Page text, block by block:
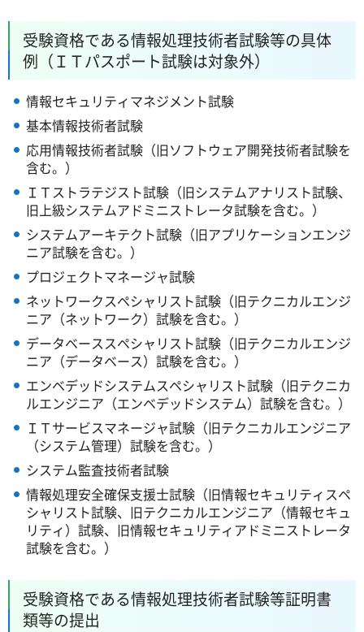
受験資格である情報処理技術者試験等の具体
例（ＩＴパスポート試験は対象外）
情報セキュリティマネジメント試験
基本情報技術者試験
応用情報技術者試験（旧ソフトウェア開発技術者試験を
含む。）
ＩＴストラテジスト試験（旧システムアナリスト試験、
旧上級システムアドミニストレータ試験を含む。）
システムアーキテクト試験（旧アプリケーションエンジ
ニア試験を含む。）
プロジェクトマネージャ試験
ネットワークスペシャリスト試験（旧テクニカルエンジ
ニア（ネットワーク）試験を含む。）
データベーススペシャリスト試験（旧テクニカルエンジ
ニア（データベース）試験を含む。）
エンベデッドシステムスペシャリスト試験（旧テクニカ
ルエンジニア（エンベデッドシステム）試験を含む。）
ＩＴサービスマネージャ試験（旧テクニカルエンジニア
（システム管理）試験を含む。）
システム監査技術者試験
情報処理安全確保支援士試験（旧情報セキュリティスペ
シャリスト試験、旧テクニカルエンジニア（情報セキュ
リティ）試験、旧情報セキュリティアドミニストレータ
試験を含む。）
受験資格である情報処理技術者試験等証明書
類等の提出